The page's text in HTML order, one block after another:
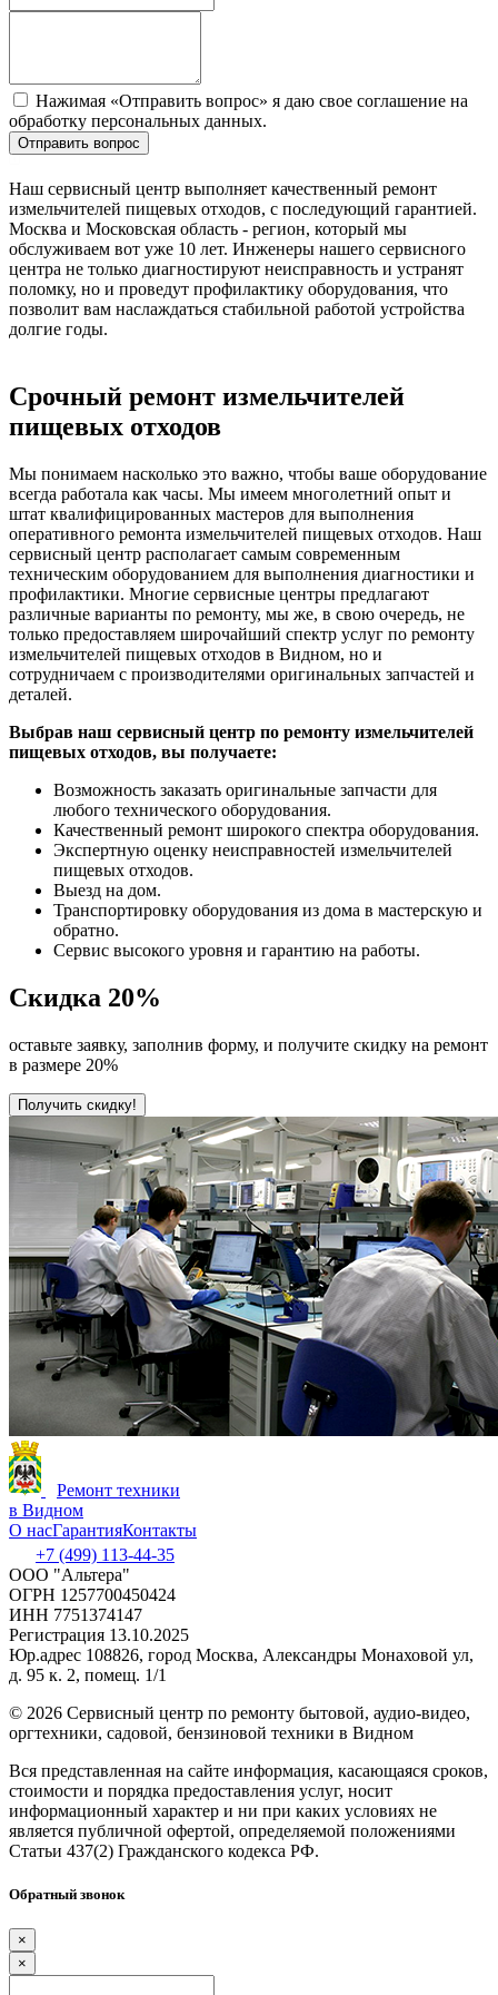
Нажимая «Отправить вопрос» я даю свое соглашение на
обработку персональных данных.
Отправить вопрос
Наш сервисный центр выполняет качественный ремонт
измельчителей пищевых отходов, с последующий гарантией.
Москва и Московская область - регион, который мы
обслуживаем вот уже 10 лет. Инженеры нашего сервисного
центра не только диагностируют неисправность и устранят
поломку, но и проведут профилактику оборудования, что
позволит вам наслаждаться стабильной работой устройства
долгие годы.
Срочный ремонт измельчителей
пищевых отходов
Мы понимаем насколько это важно, чтобы ваше оборудование
всегда работала как часы. Мы имеем многолетний опыт и
штат квалифицированных мастеров для выполнения
оперативного ремонта измельчителей пищевых отходов. Наш
сервисный центр располагает самым современным
техническим оборудованием для выполнения диагностики и
профилактики. Многие сервисные центры предлагают
различные варианты по ремонту, мы же, в свою очередь, не
только предоставляем широчайший спектр услуг по ремонту
измельчителей пищевых отходов в Видном, но и
сотрудничаем с производителями оригинальных запчастей и
деталей.
Выбрав наш сервисный центр по ремонту измельчителей
пищевых отходов, вы получаете:
Возможность заказать оригинальные запчасти для
любого технического оборудования.
Качественный ремонт широкого спектра оборудования.
Экспертную оценку неисправностей измельчителей
пищевых отходов.
Выезд на дом.
Транспортировку оборудования из дома в мастерскую и
обратно.
Сервис высокого уровня и гарантию на работы.
Скидка 20%
оставьте заявку, заполнив форму, и получите скидку на ремонт
в размере 20%
Получить скидку!
Ремонт техники
в Видном
О насГарантияКонтакты
+7 (499) 113-44-35
ООО "Альтера"
ОГРН 1257700450424
ИНН 7751374147
Регистрация 13.10.2025
Юр.адрес 108826, город Москва, Александры Монаховой ул,
д. 95 к. 2, помещ. 1/1
© 2026 Сервисный центр по ремонту бытовой, аудио-видео,
оргтехники, садовой, бензиновой техники в Видном
Вся представленная на сайте информация, касающаяся сроков,
стоимости и порядка предоставления услуг, носит
информационный характер и ни при каких условиях не
является публичной офертой, определяемой положениями
Статьи 437(2) Гражданского кодекса РФ.
Обратный звонок
×
×